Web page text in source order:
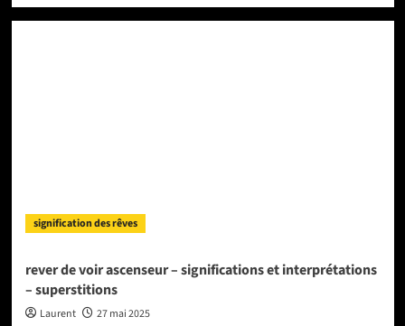
signification des rêves
rever de voir ascenseur – significations et interprétations
– superstitions
Laurent 27 mai 2025